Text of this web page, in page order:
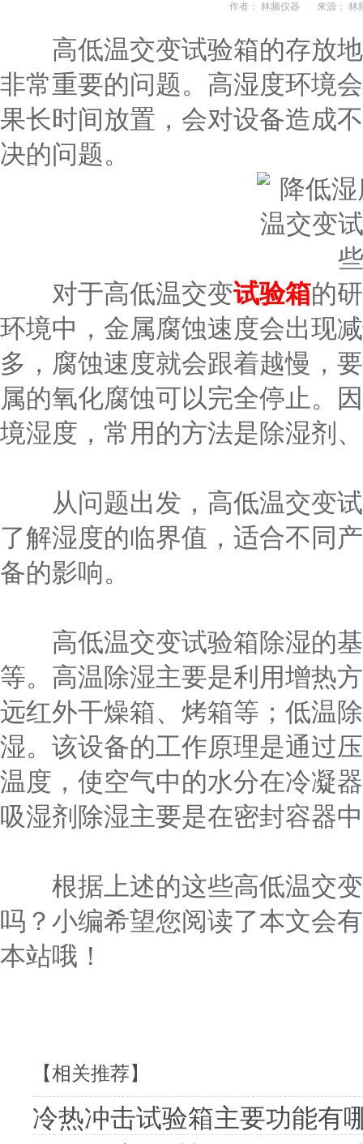
作者： 林频仪器 来源： 林
高低温交变试验箱的存放地
非常重要的问题。高湿度环境
果长时间放置，会对设备造成
决的问题。
对于高低温交变试验箱的
环境中，金属腐蚀速度会出现
多，腐蚀速度就会跟着越慢，
属的氧化腐蚀可以完全停止。
境湿度，常用的方法是除湿剂
从问题出发，高低温交变试
了解湿度的临界值，适合不同
备的影响。
高低温交变试验箱除湿的基
等。高温除湿主要是利用增热
远红外干燥箱、烤箱等；低温
湿。该设备的工作原理是通过
温度，使空气中的水分在冷凝
吸湿剂除湿主要是在密封容器
根据上述的这些高低温交变
吗？小编希望您阅读了本文会
本站哦！
【相关推荐】
冷热冲击试验箱主要功能有